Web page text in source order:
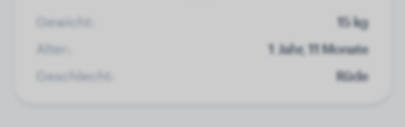
Gewicht:
15 kg
Alter:
1 Jahr, 11 Monate
Geschlecht:
Rüde